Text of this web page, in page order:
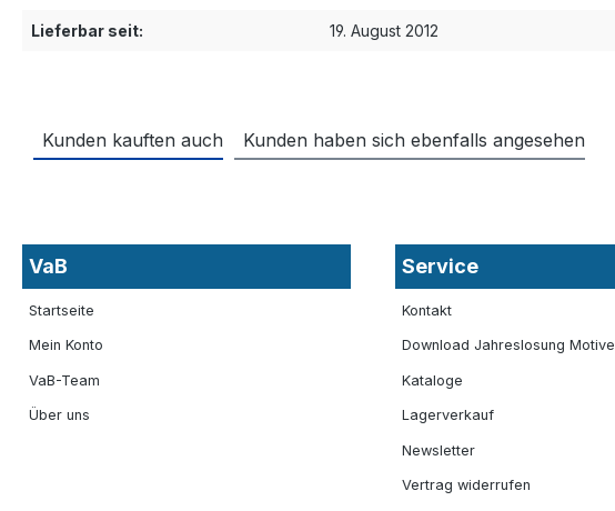
Lieferbar seit: 19. August 2012
Kunden kauften auch Kunden haben sich ebenfalls angesehen
VaB
Startseite
Mein Konto
VaB-Team
Über uns
Service
Kontakt
Download Jahreslosung Motive
Kataloge
Lagerverkauf
Newsletter
Vertrag widerrufen